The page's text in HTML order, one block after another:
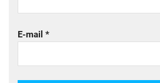
E-mail *